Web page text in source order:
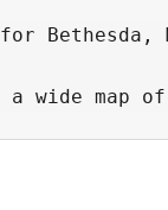
Bethesda,